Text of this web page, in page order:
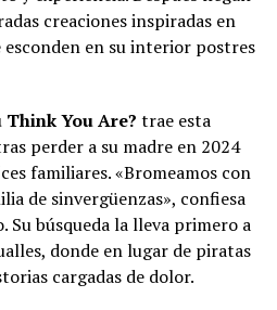
creaciones inspiradas en
esconden en su interior postres
Think You Are? trae esta
perder a su madre en 2024
familiares. «Bromeamos con
de sinvergüenzas», confiesa
Su búsqueda la lleva primero a
donde en lugar de piratas
cargadas de dolor.